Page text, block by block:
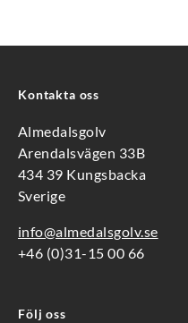
Kontakta oss
Almedalsgolv
Arendalsvägen 33B
434 39 Kungsbacka
Sverige
info@almedalsgolv.se
+46 (0)31-15 00 66
Följ oss